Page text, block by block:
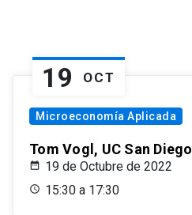
19 OCT
Microeconomía Aplicada
Tom Vogl, UC San Diego
19 de Octubre de 2022
15:30 a 17:30